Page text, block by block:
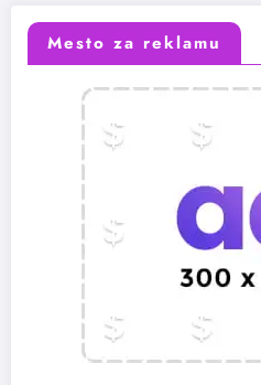
Mesto za reklamu